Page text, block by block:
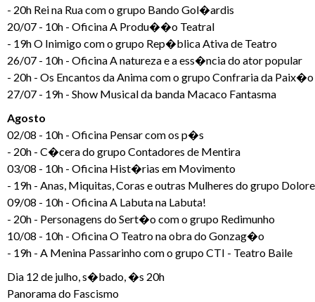
- 20h Rei na Rua com o grupo Bando Gol�ardis
20/07 - 10h - Oficina A Produ��o Teatral
- 19h O Inimigo com o grupo Rep�blica Ativa de Teatro
26/07 - 10h - Oficina A natureza e a ess�ncia do ator popular
- 20h - Os Encantos da Anima com o grupo Confraria da Paix�o
27/07 - 19h - Show Musical da banda Macaco Fantasma
Agosto
02/08 - 10h - Oficina Pensar com os p�s
- 20h - C�cera do grupo Contadores de Mentira
03/08 - 10h - Oficina Hist�rias em Movimento
- 19h - Anas, Miquitas, Coras e outras Mulheres do grupo
09/08 - 10h - Oficina A Labuta na Labuta!
- 20h - Personagens do Sert�o com o grupo Redimunho
10/08 - 10h - Oficina O Teatro na obra do Gonzag�o
- 19h - A Menina Passarinho com o grupo CTI - Teatro Baile
Dia 12 de julho, s�bado, �s 20h
Panorama do Fascismo